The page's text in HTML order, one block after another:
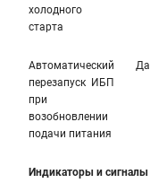
холодного
старта
Автоматический
перезапуск ИБП
при
возобновлении
подачи питания
Да
Индикаторы и сигналы